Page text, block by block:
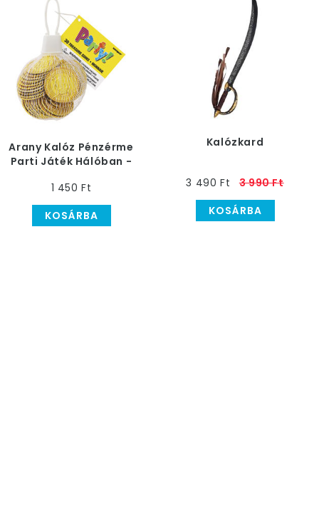
Arany Kalóz Pénzérme
Parti Játék Hálóban -
1 450 Ft
KOSÁRBA
Kalózkard
3 490 Ft
3 990 Ft
KOSÁRBA